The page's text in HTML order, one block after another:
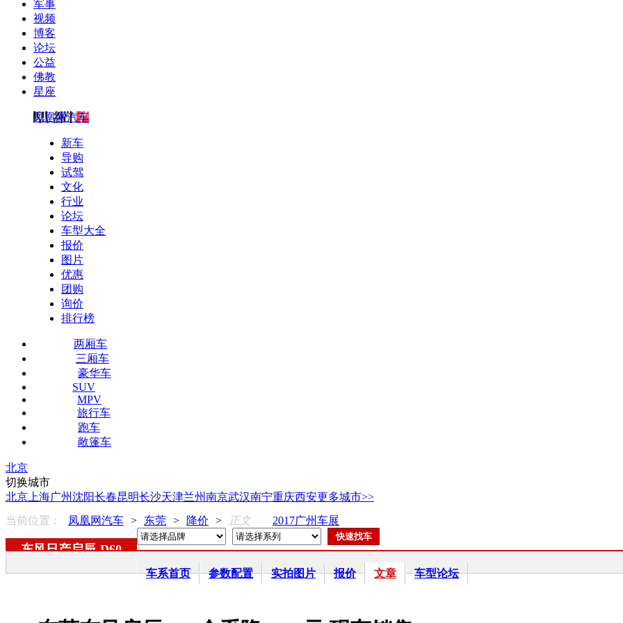
军事
视频
博客
论坛
公益
佛教
星座
凤凰网汽车
新车
导购
试驾
文化
行业
论坛
车型大全
报价
图片
优惠
团购
询价
排行榜
两厢车
三厢车
豪华车
SUV
MPV
旅行车
跑车
敞篷车
北京
切换城市
北京 上海广州沈阳长春昆明长沙天津兰州南京武汉南宁重庆西安更多城市>>
当前位置：
凤凰网汽车 > 东莞 > 降价 > 正文 2017广州车展
东风日产启辰-D60
车系首页 参数配置 实拍图片 报价 文章 车型论坛